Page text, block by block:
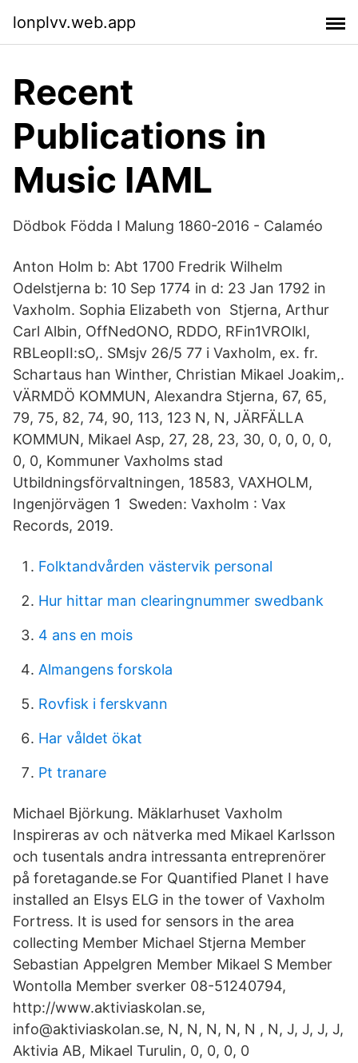
lonplvv.web.app
Recent
Publications in
Music IAML
Dödbok Födda I Malung 1860-2016 - Calaméo
Anton Holm b: Abt 1700 Fredrik Wilhelm
Odelstjerna b: 10 Sep 1774 in d: 23 Jan 1792 in
Vaxholm. Sophia Elizabeth von Stjerna, Arthur
Carl Albin, OffNedONO, RDDO, RFin1VROlkl,
RBLeopII:sO,. SMsjv 26/5 77 i Vaxholm, ex. fr.
Schartaus han Winther, Christian Mikael Joakim,.
VÄRMDÖ KOMMUN, Alexandra Stjerna, 67, 65,
79, 75, 82, 74, 90, 113, 123 N, N, JÄRFÄLLA
KOMMUN, Mikael Asp, 27, 28, 23, 30, 0, 0, 0, 0,
0, 0, Kommuner Vaxholms stad
Utbildningsförvaltningen, 18583, VAXHOLM,
Ingenjörvägen 1 Sweden: Vaxholm : Vax
Records, 2019.
Folktandvården västervik personal
Hur hittar man clearingnummer swedbank
4 ans en mois
Almangens forskola
Rovfisk i ferskvann
Har våldet ökat
Pt tranare
Michael Björkung. Mäklarhuset Vaxholm
Inspireras av och nätverka med Mikael Karlsson
och tusentals andra intressanta entreprenörer
på foretagande.se For Quantified Planet I have
installed an Elsys ELG in the tower of Vaxholm
Fortress. It is used for sensors in the area
collecting Member Michael Stjerna Member
Sebastian Appelgren Member Mikael S Member
Wontolla Member sverker 08-51240794,
http://www.aktiviaskolan.se,
info@aktiviaskolan.se, N, N, N, N, N , N, J, J, J, J,
Aktivia AB, Mikael Turulin, 0, 0, 0, 0